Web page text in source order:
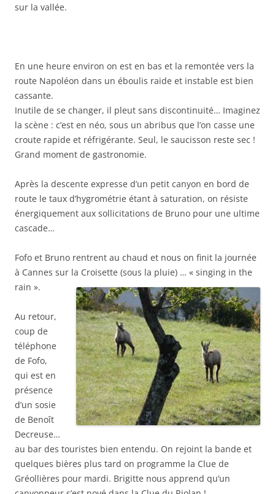
sur la vallée.
En une heure environ on est en bas et la remontée vers la
route Napoléon dans un éboulis raide et instable est bien
cassante.
Inutile de se changer, il pleut sans discontinuité… Imaginez
la scène : c’est en néo, sous un abribus que l’on casse une
croute rapide et réfrigérante. Seul, le saucisson reste sec !
Grand moment de gastronomie.
Après la descente expresse d’un petit canyon en bord de
route le taux d’hygrométrie étant à saturation, on résiste
énergiquement aux sollicitations de Bruno pour une ultime
cascade…
Fofo et Bruno rentrent au chaud et nous on finit la journée
à Cannes sur la Croisette (sous la pluie) … « singing in the
rain ».
Au retour,
coup de
téléphone
de Fofo,
qui est en
présence
d’un sosie
de Benoît
Decreuse…
au bar des touristes bien entendu. On rejoint la bande et
quelques bières plus tard on programme la Clue de
Gréollières pour mardi. Brigitte nous apprend qu’un